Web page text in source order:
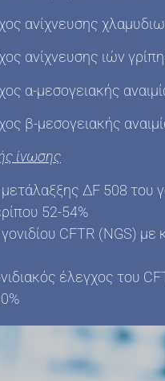
ανίχνευσης
ανίχνευσης ιών
α-μεσογειακής
β-μεσογειακής
ίνωσης
ΔF 508 του
52-54%
CFTR (NGS)
έλεγχος του